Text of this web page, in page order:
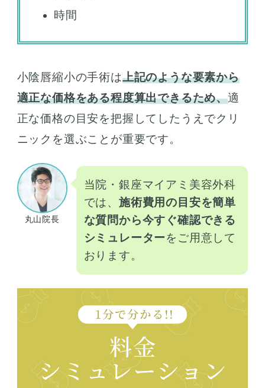
時間
小陰唇縮小の手術は上記のような要素から
適正な価格をある程度算出できるため、適
正な価格の目安を把握してしたうえでクリ
ニックを選ぶことが重要です。
丸山院長
当院・銀座マイアミ美容外科
では、施術費用の目安を簡単
な質問から今すぐ確認できる
シミュレーターをご用意して
おります。